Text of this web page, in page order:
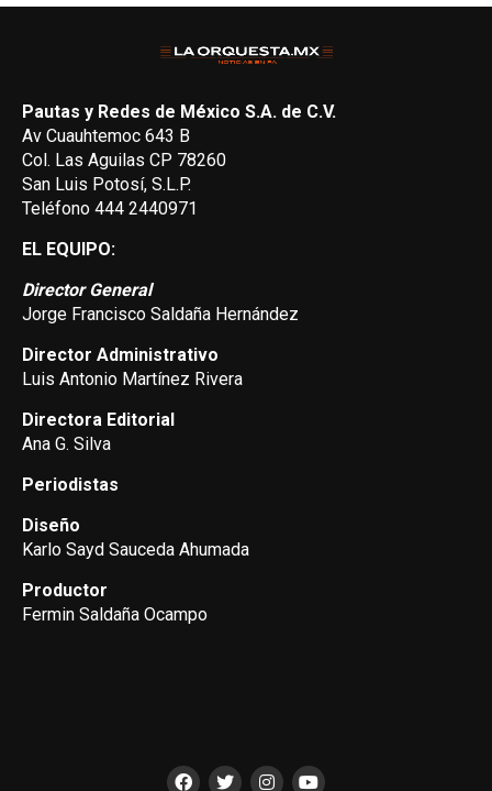
Pautas y Redes de México S.A. de C.V.
Av Cuauhtemoc 643 B
Col. Las Aguilas CP 78260
San Luis Potosí, S.L.P.
Teléfono 444 2440971
EL EQUIPO:
Director General
Jorge Francisco Saldaña Hernández
Director Administrativo
Luis Antonio Martínez Rivera
Directora Editorial
Ana G. Silva
Periodistas
Diseño
Karlo Sayd Sauceda Ahumada
Productor
Fermin Saldaña Ocampo